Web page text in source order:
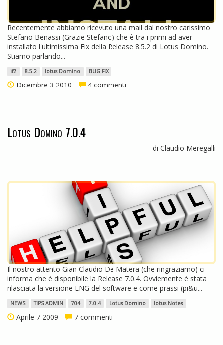
Recentemente abbiamo ricevuto una mail dal nostro carissimo
Stefano Benassi (Grazie Stefano) che è tra i primi ad aver
installato l'ultimissima Fix della Release 8.5.2 di Lotus Domino.
Stiamo parlando...
if2 8.5.2 lotus Domino BUG FIX
Dicembre 3 2010 4 commenti
Lotus Domino 7.0.4
di Claudio Meregalli
Il nostro attento Gian Claudio De Matera (che ringraziamo) ci
informa che è disponibile la Release 7.0.4. Ovviemente è stata
rilasciata la versione ENG del software e come prassi (pi&u...
NEWS TIPS ADMIN 704 7.0.4 Lotus Domino lotus Notes
Aprile 7 2009 7 commenti